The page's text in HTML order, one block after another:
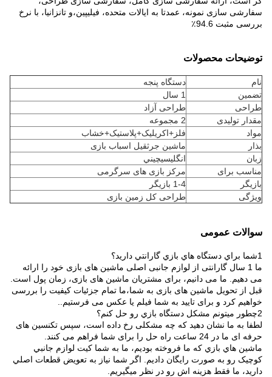
سفارشی سازی نمونه، عمدتا به ایالات متحده، فیلیپین،و تانزانیا، با نرخ
بررسی مثبت 94.6٪
توضیحات محصولات
نام
دستگاه پنجه
تضمین
1 سال
طراحی
طراحی آزاد
مقدار تولیدی
2 مجموعه
مواد
فلز+اکریلیک+پلاستیک+خشاب
بذار
ماشین جرثقیل اسباب بازی
زبان
انگليسيچيني
مناسب برای
مرکز بازی های سرگرمی
بازيگر
1-4 بازيگر
ویژگی
طراحی کل زمین بازی
سوالات عمومی
1شما براي دستگاه هاي بازي گارانتي داريد؟
ما 1 سال گارانتی از لوازم جانبی اصلی ماشین های بازی خود را ارائه
می دهیم. ما می دانیم، برای مشتریان ماشین های بازی، زمان پول است.
قبل از تحویل ماشین های بازی به شما،ما تمام جزئیات کیفیت را بررسی
خواهیم کرد و برای تایید به شما فیلم یا عکس می فرستیم..
2چطور ميتونم مشکل دستگاه بازي رو حل کنم؟
لطفا به ما نشان دهید که چه مشکلی رخ داده است، سپس تکنسین های
حرفه ای ما در 24 ساعت راه حل را برای شما فراهم می کنند.
ماشين هاي بازي که ما فروخته بوديم، ما به شما کيت لوازم جانبي
کوچيک رو به صورت رایگان داديم. اگر شما نياز به تعويض قطعات اصلي
داريد، ما فقط هزینه اش رو در نظر ميگيريم.